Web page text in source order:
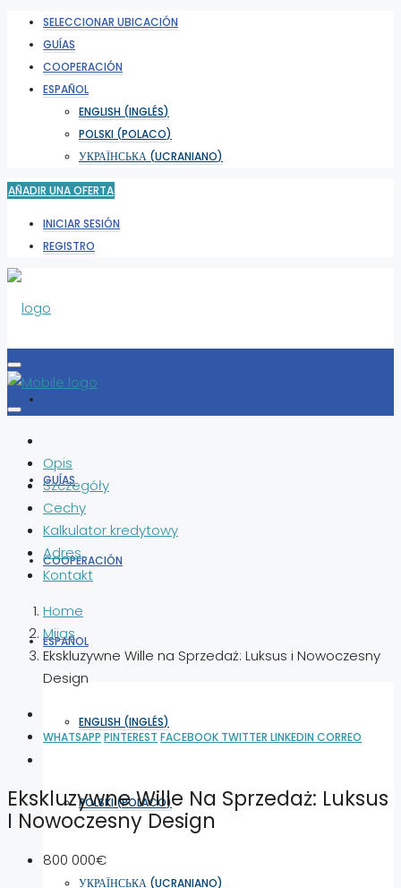
SELECCIONAR UBICACIÓN
GUÍAS
COOPERACIÓN
ESPAÑOL
ENGLISH (INGLÉS)
POLSKI (POLACO)
УКРАЇНСЬКА (UCRANIANO)
AÑADIR UNA OFERTA
INICIAR SESIÓN
REGISTRO
GUÍAS
COOPERACIÓN
ESPAÑOL
ENGLISH (INGLÉS)
POLSKI(POLACO)
УКРАЇНСЬКА (UCRANIANO)
Opis
Szczegóły
Cechy
Kalkulator kredytowy
Adres
Kontakt
Home
Mijas
Ekskluzywne Wille na Sprzedaż: Luksus i Nowoczesny
Design
WHATSAPP PINTEREST FACEBOOK TWITTER LINKEDIN CORREO
Ekskluzywne Wille Na Sprzedaż: Luksus
I Nowoczesny Design
800 000€